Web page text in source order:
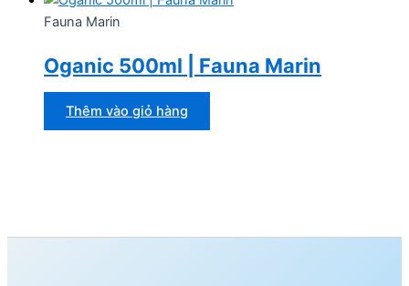
Fauna Marin
Oganic 500ml | Fauna Marin
Thêm vào giỏ hàng